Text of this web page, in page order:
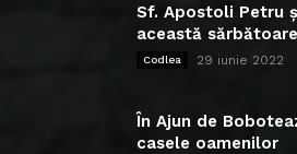
Sf. Apostoli Petru
această
Codlea 29 iunie 2022
În Ajun de
casele oamenilor